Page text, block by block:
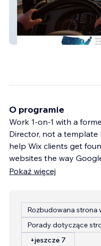
Big Outdoors –
Commerce
O programie
Work 1-on-1 with a
Director, not a template
help Wix clients get
websites the way
Pokaż więcej
Rozbudowana strona
+jeszcze 7